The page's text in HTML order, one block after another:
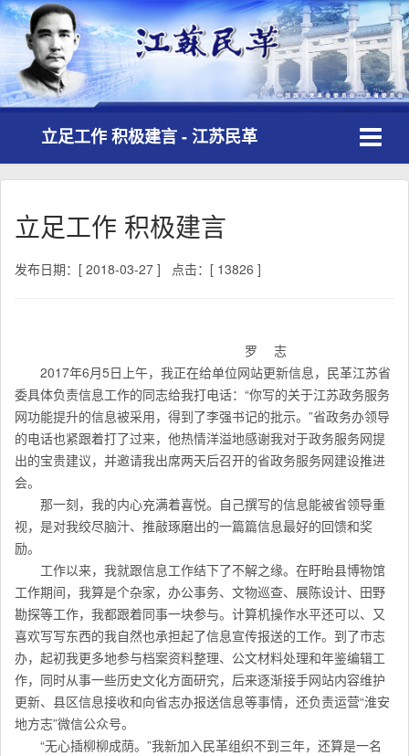
立足工作 积极建言 - 江苏民革
立足工作 积极建言
发布日期：[ 2018-03-27 ] 点击：[ 13826 ]
罗 志
2017年6月5日上午，我正在给单位网站更新信息，民革江苏省
委具体负责信息工作的同志给我打电话：“你写的关于江苏政务服务
网功能提升的信息被采用，得到了李强书记的批示。”省政务办领导
的电话也紧跟着打了过来，他热情洋溢地感谢我对于政务服务网提
出的宝贵建议，并邀请我出席两天后召开的省政务服务网建设推进
会。
那一刻，我的内心充满着喜悦。自己撰写的信息能被省领导重
视，是对我绞尽脑汁、推敲琢磨出的一篇篇信息最好的回馈和奖
励。
工作以来，我就跟信息工作结下了不解之缘。在盱眙县博物馆
工作期间，我算是个杂家，办公事务、文物巡查、展陈设计、田野
勘探等工作，我都跟着同事一块参与。计算机操作水平还可以、又
喜欢写写东西的我自然也承担起了信息宣传报送的工作。到了市志
办，起初我更多地参与档案资料整理、公文材料处理和年鉴编辑工
作，同时从事一些历史文化方面研究，后来逐渐接手网站内容维护
更新、县区信息接收和向省志办报送信息等事情，还负责运营“淮安
地方志”微信公众号。
“无心插柳柳成荫。”我新加入民革组织不到三年，还算是一名